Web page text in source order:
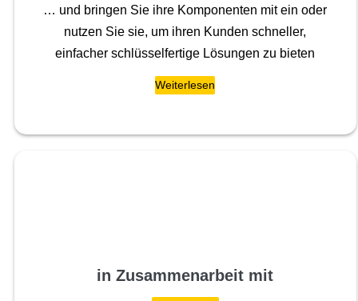
… und bringen Sie ihre Komponenten mit ein oder
nutzen Sie sie, um ihren Kunden schneller,
einfacher schlüsselfertige Lösungen zu bieten
Weiterlesen
in Zusammenarbeit mit